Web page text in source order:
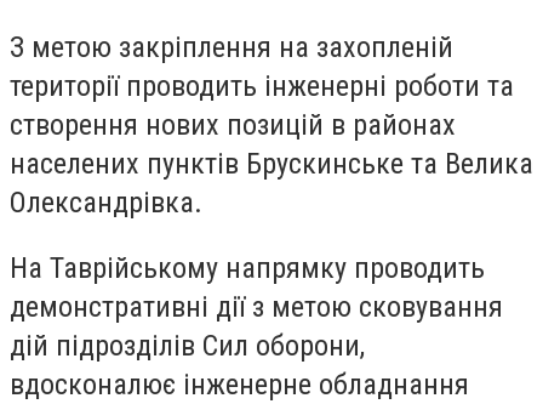
З метою закріплення на захопленій
території проводить інженерні роботи та
створення нових позицій в районах
населених пунктів Брускинське та Велика
Олександрівка.
На Таврійському напрямку проводить
демонстративні дії з метою сковування
дій підрозділів Сил оборони,
вдосконалює інженерне обладнання